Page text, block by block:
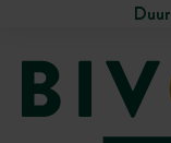
Duur